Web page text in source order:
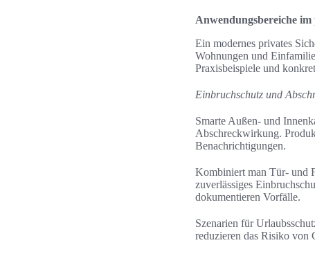
Anwendungsbereiche
Ein modernes privates
Wohnungen und
Praxisbeispiele und
Einbruchschutz und
Smarte Außen- und
Abschreckwirkung.
Benachrichtigungen.
Kombiniert man Tür- und
zuverlässiges
dokumentieren Vorfälle.
Szenarien für
reduzieren das Risiko von